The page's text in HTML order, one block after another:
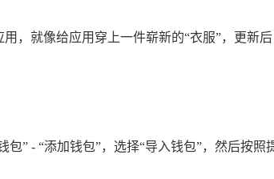
，就像给应用穿上一件崭新的“衣服”，更新
” - “添加钱包”，选择“导入钱包”，然后按